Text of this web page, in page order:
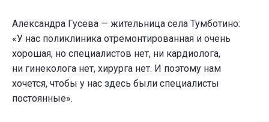
Александра Гусева — жительница села Тумботино:
«У нас поликлиника отремонтированная и очень
хорошая, но специалистов нет, ни кардиолога,
ни гинеколога нет, хирурга нет. И поэтому нам
хочется, чтобы у нас здесь были специалисты
постоянные».